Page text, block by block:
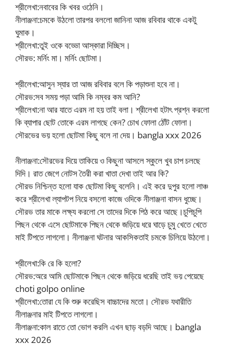
শ্রীলেখা:নবাবের কি খবর ওঠেনি।
নীলাঞ্জনা:চমকে উঠলো তারপর বললো জানিনা আজ রবিবার থাকে একটু
ঘুমাক।
শ্রীলেখা:তুই ওকে বড্ডো আস্কারা দিচ্ছিস।
সৌরভ: মর্নিং মা। মর্নিং ছোটমা।
শ্রীলেখা:আসুন স্যার তা আজ রবিবার বলে কি পড়াশুনা হবে না।
সৌরভ:সব সময় পড়া আমি কি নম্বর কম আনি?
শ্রীলেখা:না আর যাতে এরম না হয় তাই বলা। শ্রীলেখা হটাৎ প্রশ্ন করলো
কি ব্যাপার ছোট তোকে এরম লাগছে কেন? চোখ ফোলা ঠোঁট ফোলা।
সৌরভের ভয় হলো ছোটমা কিছু বলে না দেয়। bangla xxx 2026
নীলাঞ্জনা:সৌরভের দিয়ে তাকিয়ে ও কিছুনা আসলে স্কুলে খুব চাপ চলছে
দিদি। রাত জেগে নোটস তৈরী করা খাতা দেখা তাই আর কি?
সৌরভ নিশ্চিন্ত হলো যাক ছোটমা কিছু বলেনি। এই করে দুপুর হলো লাঞ্চ
করে শ্রীলেখা ল্যাপটপ নিয়ে বসলো কাজে ওদিকে নীলাঞ্জনা বাসন ধুচ্ছে।
সৌরভ তার মাকে লক্ষ্য করলো সে তাদের দিকে পিঠ করে আছে।চুপিচুপি
পিছন থেকে এসে ছোটমাকে পিছন থেকে জড়িয়ে ধরে ঘাড়ে চুমু খেতে খেতে
মাই টিপতে লাগলো। নীলাঞ্জনা ঘটনার আকসিকতাই চমকে চিলিয়ে উঠলো।
শ্রীলেখা:কি রে কি হলো?
সৌরভ:অরে আমি ছোটমাকে পিছন থেকে জড়িয়ে ধরেছি তাই ভয় পেয়েছে
choti golpo online
শ্রীলেখা:তোরা যে কি শুরু করেছিস বাচ্চাদের মতো। সৌরভ যথারীতি
নীলাঞ্জনার মাই টিপতে লাগলো।
নীলাঞ্জনা:কাল রাতে তো ভোগ করলি এখন ছাড় বড়দি আছে। bangla
xxx 2026